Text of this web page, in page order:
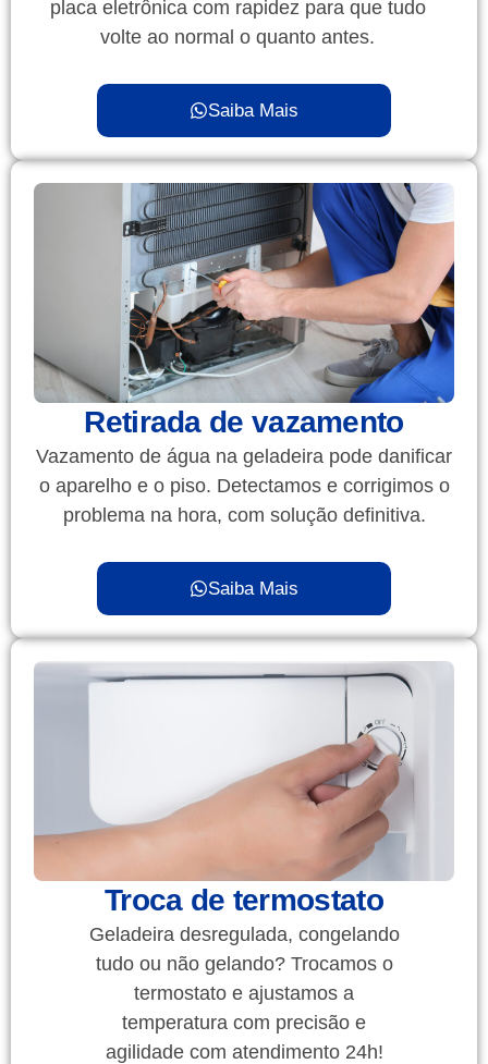
placa eletrônica com rapidez para que tudo
volte ao normal o quanto antes.
Saiba Mais
Retirada de vazamento
Vazamento de água na geladeira pode danificar
o aparelho e o piso. Detectamos e corrigimos o
problema na hora, com solução definitiva.
Saiba Mais
Troca de termostato
Geladeira desregulada, congelando
tudo ou não gelando? Trocamos o
termostato e ajustamos a
temperatura com precisão e
agilidade com atendimento 24h!